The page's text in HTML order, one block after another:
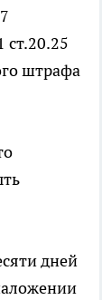
ст.20.25
штрафа
дней